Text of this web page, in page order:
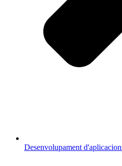
Desenvolupament